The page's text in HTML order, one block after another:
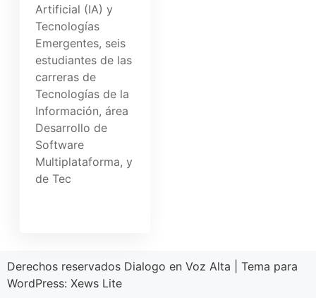
Artificial (IA) y
Tecnologías
Emergentes, seis
estudiantes de las
carreras de
Tecnologías de la
Información, área
Desarrollo de
Software
Multiplataforma, y
de Tec
Derechos reservados Dialogo en Voz Alta
Tema para
WordPress: Xews Lite